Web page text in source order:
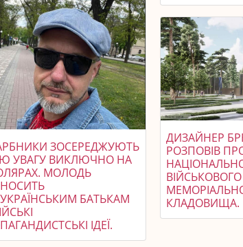
ЗОСЕРЕДЖУЮТЬ
УВАГУ ВИКЛЮЧНО НА
МОЛОДЬ
БАТЬКАМ
ІДЕЇ.
ДИЗАЙНЕР
РОЗПОВІВ
ВІЙСЬКОВОГО
КЛАДОВИЩА.